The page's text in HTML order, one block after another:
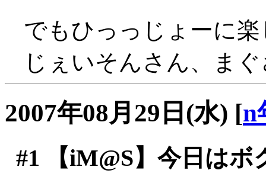
でもひっっじょーに
じぇいそんさん、ま
2007年08月29日(水) [n
#1 【iM@S】今日は